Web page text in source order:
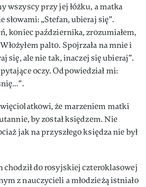
wszyscy przy jej łóżku, a matka
słowami: „Stefan, ubieraj się”.
koniec października, zrozumiałem,
palto. Spojrzała na mnie i
się, ale nie tak, inaczej się ubieraj”.
oczy. Odpowiedział mi:
że marzeniem matki
by został księdzem. Nie
jak na przyszłego księdza nie był
chodził do rosyjskiej czteroklasowej
z nauczycieli a młodzieżą istniało